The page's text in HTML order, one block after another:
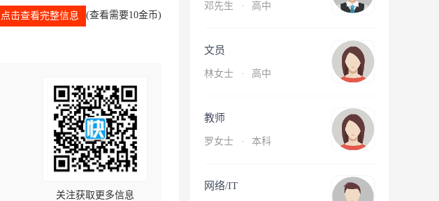
点击查看完整信息 (查看需要10金币)
关注获取更多信息
邓先生 · 高中
文员
林女士 · 高中
教师
罗女士 · 本科
网络/IT